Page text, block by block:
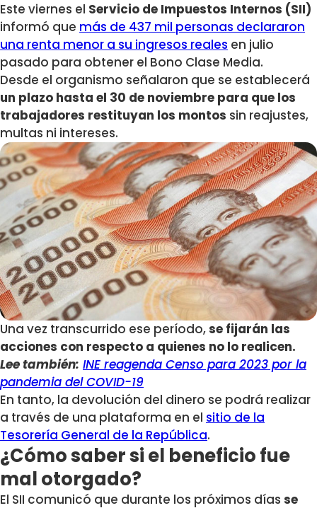
Este viernes el Servicio de Impuestos Internos (SII)
informó que más de 437 mil personas declararon
una renta menor a su ingresos reales en julio
pasado para obtener el Bono Clase Media.
Desde el organismo señalaron que se establecerá
un plazo hasta el 30 de noviembre para que los
trabajadores restituyan los montos sin reajustes,
multas ni intereses.
Una vez transcurrido ese período,se fijarán las
acciones con respecto a quienes no lo realicen.
Lee también: INE reagenda Censo para 2023 por la
pandemia del COVID-19
En tanto, la devolución del dinero se podrá realizar
a través de una plataforma en el sitio de la
Tesorería General de la República.
¿Cómo saber si el beneficio fue
mal otorgado?
El SII comunicó que durante los próximos días se